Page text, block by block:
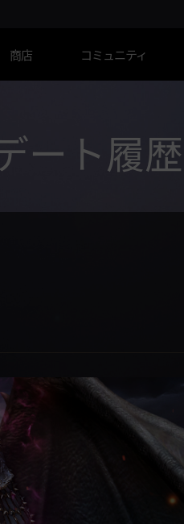
商店 コミュニティ
ート履歴